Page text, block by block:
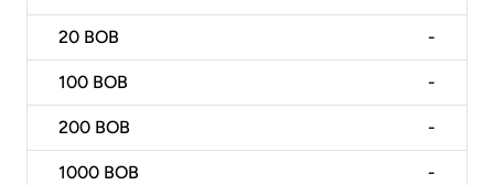
20 BOB -
100 BOB -
200 BOB -
1000 BOB -